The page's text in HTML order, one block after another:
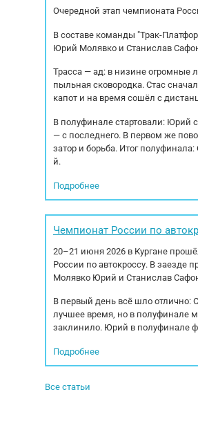
Очередной этап чемпионата
В составе команды "Трак-
Юрий Молявко и Станислав
Трасса — ад: в низине огромные
пыльная сковородка. Стас
капот и на время сошёл с
В полуфинале стартовали: Юрий
— с последнего. В первом же
затор и борьба. Итог
й.
Подробнее
Чемпионат России по
20–21 июня 2026 в Кургане
России по автокроссу. В заезде
Молявко Юрий и Станислав
В первый день всё шло отлично:
лучшее время, но в полуфинале
заклинило. Юрий в полуфинале
Подробнее
Все статьи